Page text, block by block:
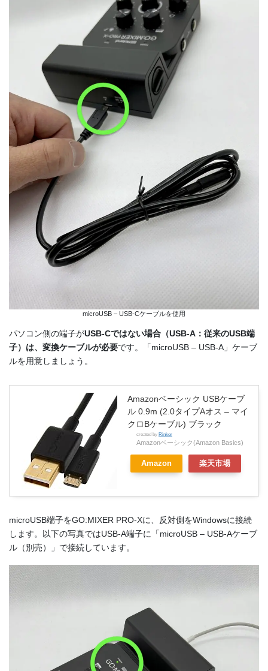
microUSB – USB-Cケーブルを使用
パソコン側の端子がUSB-Cではない場合（USB-A：従来のUSB端
子）は、変換ケーブルが必要です。「microUSB – USB-A」ケーブ
ルを用意しましょう。
Amazonベーシック USBケーブ
ル 0.9m (2.0タイプAオス – マイ
クロBケーブル) ブラック
created by Rinker
Amazonベーシック(Amazon Basics)
Amazon 楽天市場
microUSB端子をGO:MIXER PRO-Xに、反対側をWindowsに接続
します。以下の写真ではUSB-A端子に「microUSB – USB-Aケーブ
ル（別売）」で接続しています。